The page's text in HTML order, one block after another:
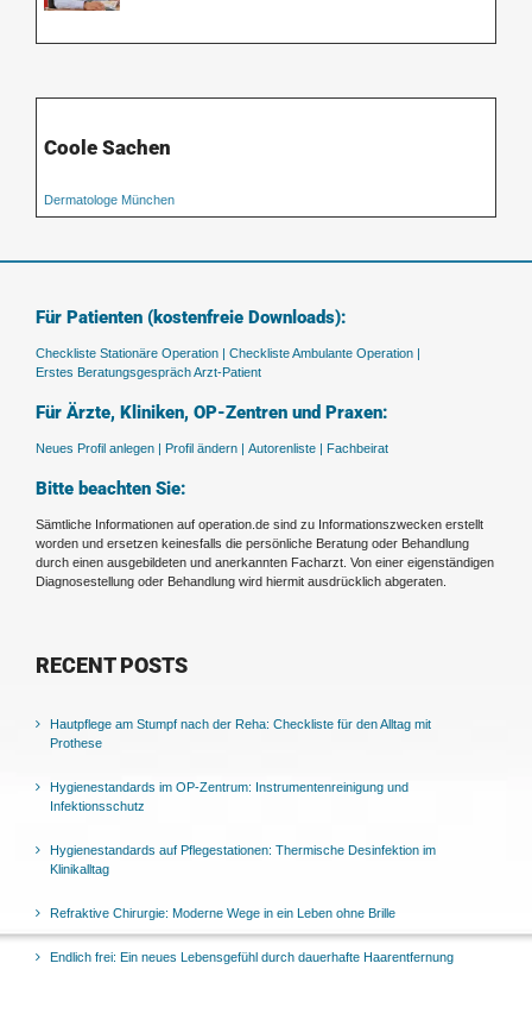
Coole Sachen
Dermatologe München
Für Patienten (kostenfreie Downloads):
Checkliste Stationäre Operation | Checkliste Ambulante Operation |
Erstes Beratungsgespräch Arzt-Patient
Für Ärzte, Kliniken, OP-Zentren und Praxen:
Neues Profil anlegen | Profil ändern | Autorenliste | Fachbeirat
Bitte beachten Sie:
Sämtliche Informationen auf operation.de sind zu Informationszwecken erstellt
worden und ersetzen keinesfalls die persönliche Beratung oder Behandlung
durch einen ausgebildeten und anerkannten Facharzt. Von einer eigenständigen
Diagnosestellung oder Behandlung wird hiermit ausdrücklich abgeraten.
RECENT POSTS
Hautpflege am Stumpf nach der Reha: Checkliste für den Alltag mit
Prothese
Hygienestandards im OP-Zentrum: Instrumentenreinigung und
Infektionsschutz
Hygienestandards auf Pflegestationen: Thermische Desinfektion im
Klinikalltag
Refraktive Chirurgie: Moderne Wege in ein Leben ohne Brille
Endlich frei: Ein neues Lebensgefühl durch dauerhafte Haarentfernung